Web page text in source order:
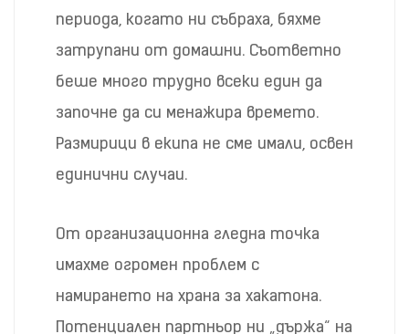
периода, когато ни събраха, бяхме
затрупани от домашни. Съответно
беше много трудно всеки един да
започне да си менажира времето.
Размирици в екипа не сме имали, освен
единични случаи.
От организационна гледна точка
имахме огромен проблем с
намирането на храна за хакатона.
Потенциален партньор ни „държа“ на